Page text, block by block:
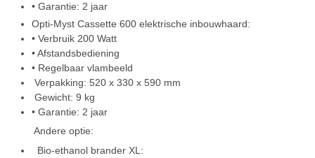
• Garantie: 2 jaar
Opti-Myst Cassette 600 elektrische inbouwhaard:
• Verbruik 200 Watt
• Afstandsbediening
• Regelbaar vlambeeld
Verpakking: 520 x 330 x 590 mm
Gewicht: 9 kg
• Garantie: 2 jaar
Andere optie:
Bio-ethanol brander XL: